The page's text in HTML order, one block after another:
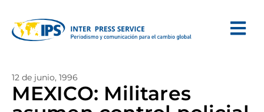
12 de junio, 1996
MEXICO: Militares